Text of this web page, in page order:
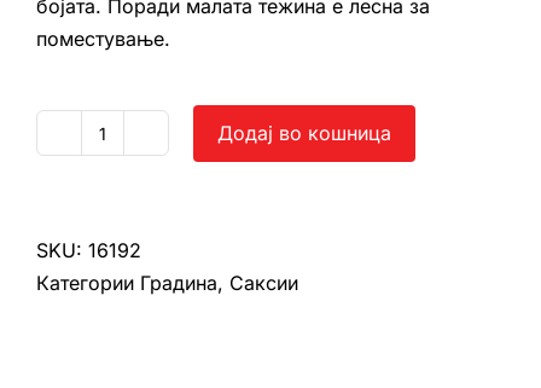
бојата. Поради малата тежина е лесна за
поместување.
Количка
количина
Додај во кошница
SKU: 16192
Категории Градина, Саксии